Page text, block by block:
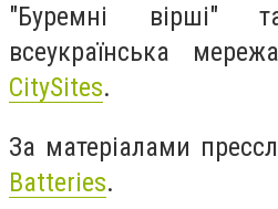
"Буремні вірші"
всеукраїнська
CitySites.
За матеріалами
Batteries.